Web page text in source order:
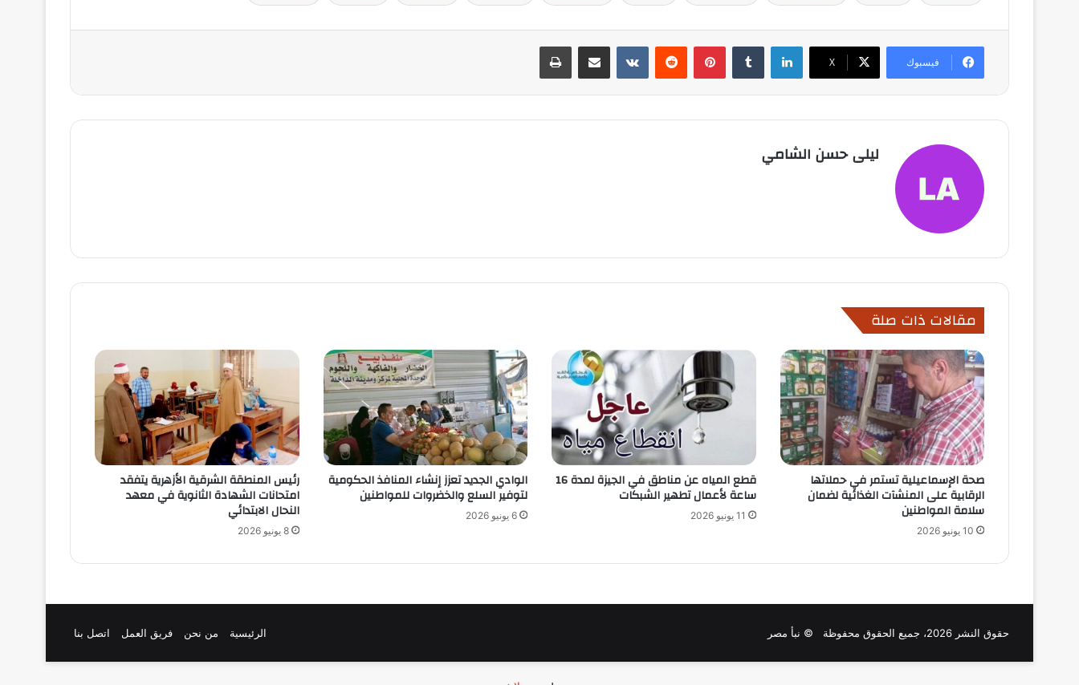
فيسبوك X
لينكدإن بينتيريست مشاركة عبر البريد طباعة
ليلى حسن الشامي
مقالات ذات صلة
صحة الإسماعيلية تستمر في حملاتها
الرقابية على المنشآت الغذائية لضمان
سلامة المواطنين
10 يونيو 2026
قطع المياه عن مناطق في الجيزة لمدة 16
ساعة لأعمال تطهير الشبكات
11 يونيو 2026
الوادي الجديد تعزز إنشاء المنافذ الحكومية
لتوفير السلع والخضروات للمواطنين
6 يونيو 2026
رئيس المنطقة الشرقية الأزهرية يتفقد
امتحانات الشهادة الثانوية في معهد
النحال الابتدائي
8 يونيو 2026
حقوق النشر 2026، جميع الحقوق محفوظة © نبأ مصر الرئيسية من نحن فريق العمل اتصل بنا